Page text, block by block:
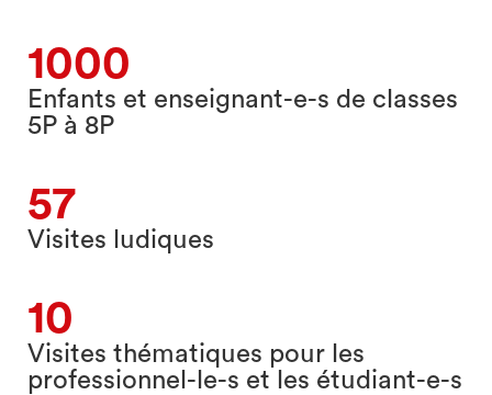
1000
Enfants et enseignant-e-s de classes
5P à 8P
57
Visites ludiques
10
Visites thématiques pour les
professionnel-le-s et les étudiant-e-s